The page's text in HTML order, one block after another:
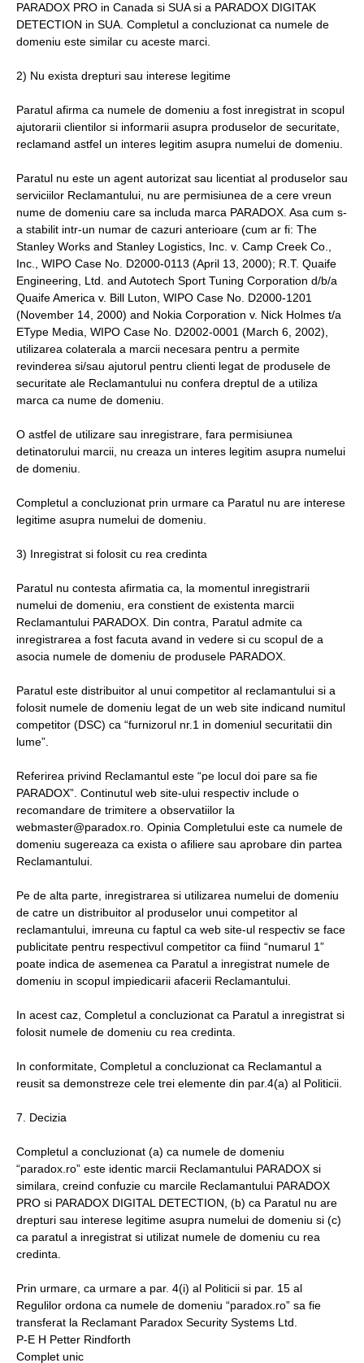
PARADOX PRO in Canada si SUA si a PARADOX DIGITAK
DETECTION in SUA. Completul a concluzionat ca numele de
domeniu este similar cu aceste marci.
2) Nu exista drepturi sau interese legitime
Paratul afirma ca numele de domeniu a fost inregistrat in scopul
ajutorarii clientilor si informarii asupra produselor de securitate,
reclamand astfel un interes legitim asupra numelui de domeniu.
Paratul nu este un agent autorizat sau licentiat al produselor sau
serviciilor Reclamantului, nu are permisiunea de a cere vreun
nume de domeniu care sa includa marca PARADOX. Asa cum s-
a stabilit intr-un numar de cazuri anterioare (cum ar fi: The
Stanley Works and Stanley Logistics, Inc. v. Camp Creek Co.,
Inc., WIPO Case No. D2000-0113 (April 13, 2000); R.T. Quaife
Engineering, Ltd. and Autotech Sport Tuning Corporation d/b/a
Quaife America v. Bill Luton, WIPO Case No. D2000-1201
(November 14, 2000) and Nokia Corporation v. Nick Holmes t/a
EType Media, WIPO Case No. D2002-0001 (March 6, 2002),
utilizarea colaterala a marcii necesara pentru a permite
revinderea si/sau ajutorul pentru clienti legat de produsele de
securitate ale Reclamantului nu confera dreptul de a utiliza
marca ca nume de domeniu.
O astfel de utilizare sau inregistrare, fara permisiunea
detinatorului marcii, nu creaza un interes legitim asupra numelui
de domeniu.
Completul a concluzionat prin urmare ca Paratul nu are interese
legitime asupra numelui de domeniu.
3) Inregistrat si folosit cu rea credinta
Paratul nu contesta afirmatia ca, la momentul inregistrarii
numelui de domeniu, era constient de existenta marcii
Reclamantului PARADOX. Din contra, Paratul admite ca
inregistrarea a fost facuta avand in vedere si cu scopul de a
asocia numele de domeniu de produsele PARADOX.
Paratul este distribuitor al unui competitor al reclamantului si a
folosit numele de domeniu legat de un web site indicand numitul
competitor (DSC) ca “furnizorul nr.1 in domeniul securitatii din
lume”.
Referirea privind Reclamantul este “pe locul doi pare sa fie
PARADOX”. Continutul web site-ului respectiv include o
recomandare de trimitere a observatiilor la
webmaster@paradox.ro. Opinia Completului este ca numele de
domeniu sugereaza ca exista o afiliere sau aprobare din partea
Reclamantului.
Pe de alta parte, inregistrarea si utilizarea numelui de domeniu
de catre un distribuitor al produselor unui competitor al
reclamantului, imreuna cu faptul ca web site-ul respectiv se face
publicitate pentru respectivul competitor ca fiind “numarul 1”
poate indica de asemenea ca Paratul a inregistrat numele de
domeniu in scopul impiedicarii afacerii Reclamantului.
In acest caz, Completul a concluzionat ca Paratul a inregistrat si
folosit numele de domeniu cu rea credinta.
In conformitate, Completul a concluzionat ca Reclamantul a
reusit sa demonstreze cele trei elemente din par.4(a) al Politicii.
7. Decizia
Completul a concluzionat (a) ca numele de domeniu
“paradox.ro” este identic marcii Reclamantului PARADOX si
similara, creind confuzie cu marcile Reclamantului PARADOX
PRO si PARADOX DIGITAL DETECTION, (b) ca Paratul nu are
drepturi sau interese legitime asupra numelui de domeniu si (c)
ca paratul a inregistrat si utilizat numele de domeniu cu rea
credinta.
Prin urmare, ca urmare a par. 4(i) al Politicii si par. 15 al
Regulilor ordona ca numele de domeniu “paradox.ro” sa fie
transferat la Reclamant Paradox Security Systems Ltd.
P-E H Petter Rindforth
Complet unic